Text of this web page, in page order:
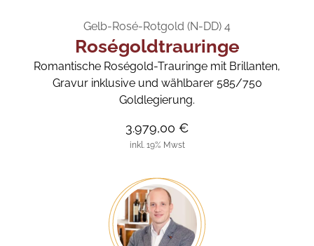
Gelb-Rosé-Rotgold (N-DD) 4
Roségoldtrauringe
Romantische Roségold-Trauringe mit Brillanten,
Gravur inklusive und wählbarer 585/750
Goldlegierung.
3.979,00 €
inkl. 19% Mwst